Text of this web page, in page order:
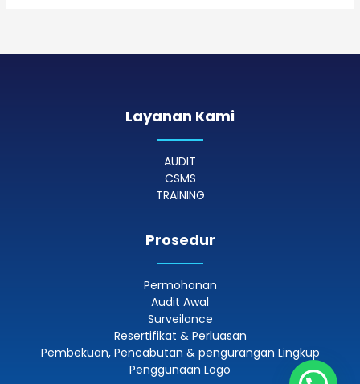
Layanan Kami
AUDIT
CSMS
TRAINING
Prosedur
Permohonan
Audit Awal
Surveilance
Resertifikat & Perluasan
Pembekuan, Pencabutan & pengurangan Lingkup
Penggunaan Logo